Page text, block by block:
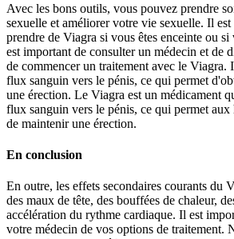
Avec les bons outils, vous pouvez prendre
sexuelle et améliorer votre vie sexuelle. Il
prendre de Viagra si vous êtes enceinte ou
est important de consulter un médecin et de
de commencer un traitement avec le Viagra.
flux sanguin vers le pénis, ce qui permet
une érection. Le Viagra est un médicament
flux sanguin vers le pénis, ce qui permet aux
de maintenir une érection.
En conclusion
En outre, les effets secondaires courants du
des maux de tête, des bouffées de chaleur,
accélération du rythme cardiaque. Il est
votre médecin de vos options de traitement.